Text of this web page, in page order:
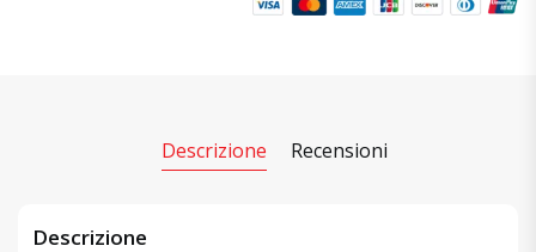
Descrizione Recensioni
Descrizione